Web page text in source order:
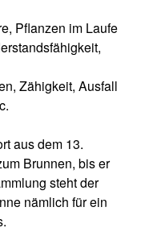
Pflanzen im Laufe
Zähigkeit, Ausfall
aus dem 13.
Brunnen, bis er
steht der
nämlich für ein